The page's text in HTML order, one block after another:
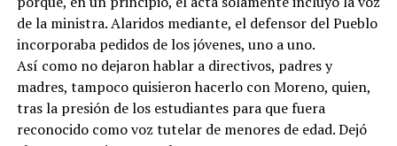
de la ministra. Alaridos mediante, el defensor del Pueblo
incorporaba pedidos de los jóvenes, uno a uno.
Así como no dejaron hablar a directivos, padres y
madres, tampoco quisieron hacerlo con Moreno, quien,
tras la presión de los estudiantes para que fuera
reconocido como voz tutelar de menores de edad. Dejó